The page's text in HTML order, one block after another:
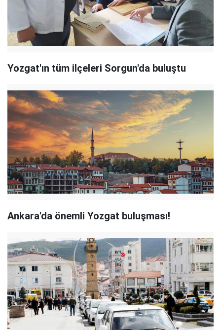
Yozgat'ın tüm ilçeleri Sorgun'da buluştu
Ankara'da önemli Yozgat buluşması!